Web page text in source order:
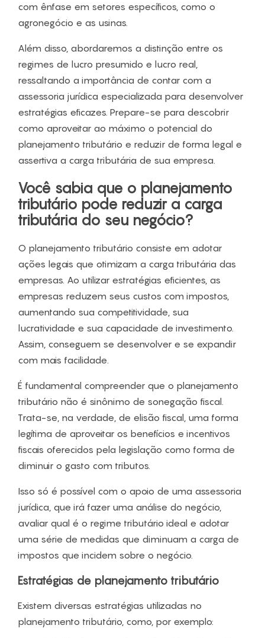
com ênfase em setores específicos, como o
agronegócio e as usinas.
Além disso, abordaremos a distinção entre os
regimes de lucro presumido e lucro real,
ressaltando a importância de contar com a
assessoria jurídica especializada para desenvolver
estratégias eficazes. Prepare-se para descobrir
como aproveitar ao máximo o potencial do
planejamento tributário e reduzir de forma legal e
assertiva a carga tributária de sua empresa.
Você sabia que o planejamento
tributário pode reduzir a carga
tributária do seu negócio?
O planejamento tributário consiste em adotar
ações legais que otimizam a carga tributária das
empresas. Ao utilizar estratégias eficientes, as
empresas reduzem seus custos com impostos,
aumentando sua competitividade, sua
lucratividade e sua capacidade de investimento.
Assim, conseguem se desenvolver e se expandir
com mais facilidade.
É fundamental compreender que o planejamento
tributário não é sinônimo de sonegação fiscal.
Trata-se, na verdade, de elisão fiscal, uma forma
legítima de aproveitar os benefícios e incentivos
fiscais oferecidos pela legislação como forma de
diminuir o gasto com tributos.
Isso só é possível com o apoio de uma assessoria
jurídica, que irá fazer uma análise do negócio,
avaliar qual é o regime tributário ideal e adotar
uma série de medidas que diminuam a carga de
impostos que incidem sobre o negócio.
Estratégias de planejamento tributário
Existem diversas estratégias utilizadas no
planejamento tributário, como, por exemplo: